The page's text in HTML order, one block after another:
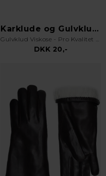
Karklude og Gulvklude
Gulvklud Viskose - Pro Kvalitet - Orange
DKK 20,-